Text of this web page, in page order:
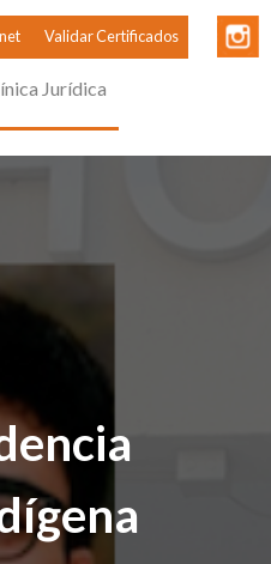
Validar Certificados
Jurídica